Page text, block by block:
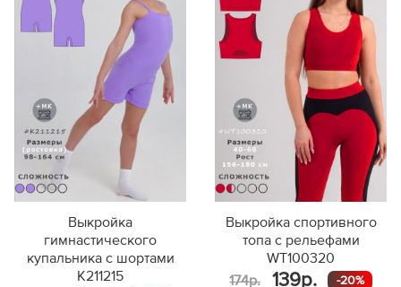
Выкройка
гимнастического
купальника с шортами
K211215
Выкройка спортивного
топа с рельефами
WT100320
174р.
139р. -20%